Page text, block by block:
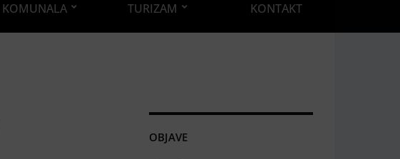
KOMUNALA TURIZAM KONTAKT
OBJAVE